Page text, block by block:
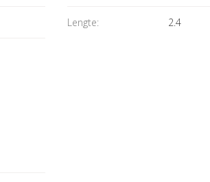
Lengte: 2.4